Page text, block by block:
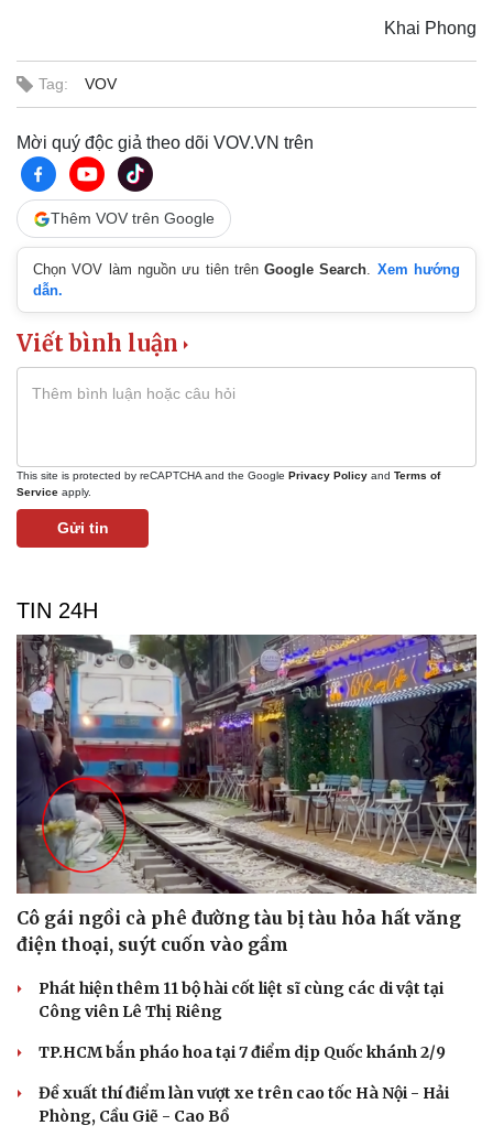
Làm đẹp - giảm cân
Phòng mạch online
Ăn sạch sống khỏe
Văn hóa
Sân khấu - Điện ảnh
Văn học
Âm nhạc
Di sản
Giải trí
Nghệ sĩ
Thời trang
Sao Việt
Khai Phong
Tag: VOV
Mời quý độc giả theo dõi VOV.VN trên
Thêm VOV trên Google
Chọn VOV làm nguồn ưu tiên trênGoogle Search. Xem hướng
dẫn.
Viết bình luận
This site is protected by reCAPTCHA and the Google Privacy Policy and Terms of
Service apply.
Gửi tin
TIN 24H
Cô gái ngồi cà phê đường tàu bị tàu hỏa hất văng
điện thoại, suýt cuốn vào gầm
Phát hiện thêm 11 bộ hài cốt liệt sĩ cùng các di vật tại
Công viên Lê Thị Riêng
TP.HCM bắn pháo hoa tại 7 điểm dịp Quốc khánh 2/9
Đề xuất thí điểm làn vượt xe trên cao tốc Hà Nội - Hải
Phòng, Cầu Giẽ - Cao Bồ